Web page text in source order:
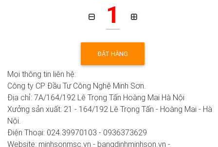
1
ĐẶT HÀNG
Mọi thông tin liên hệ:
Công ty CP Đầu Tư Công Nghệ Minh Sơn.
Địa chỉ: 7A/164/192 Lê Trọng Tấn Hoàng Mai Hà Nội
Xưởng sản xuất: 21 - 164/192 Lê Trọng Tấn - Hoàng Mai - Hà
Nội.
Điện Thoại: 024.39970103 - 0936373629
Website: minhsonmsc.vn - bangdinhminhson.vn -